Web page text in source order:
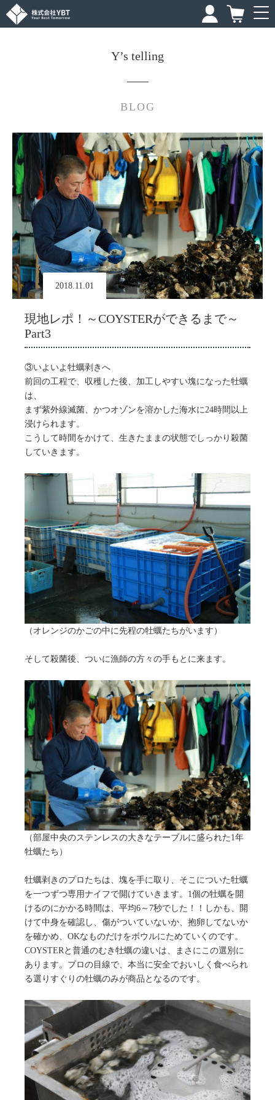
Y’s telling
BLOG
2018.11.01
現地レポ！～COYSTERができるまで～
Part3
③いよいよ牡蠣剥きへ
前回の工程で、収穫した後、加工しやすい塊になった牡蠣
は、
まず紫外線滅菌、かつオゾンを溶かした海水に24時間以上
浸けられます。
こうして時間をかけて、生きたままの状態でしっかり殺菌
していきます。
（オレンジのかごの中に先程の牡蠣たちがいます）
そして殺菌後、ついに漁師の方々の手もとに来ます。
（部屋中央のステンレスの大きなテーブルに盛られた1年
牡蠣たち）
牡蠣剥きのプロたちは、塊を手に取り、そこについた牡蠣
を一つずつ専用ナイフで開けていきます。1個の牡蠣を開
けるのにかかる時間は、平均6～7秒でした！！しかも、開
けて中身を確認し、傷がついていないか、抱卵してないか
を確かめ、OKなものだけをボウルにためていくのです。
COYSTERと普通のむき牡蠣の違いは、まさにこの選別に
あります。プロの目線で、本当に安全でおいしく食べられ
る選りすぐりの牡蠣のみが商品となるのです。